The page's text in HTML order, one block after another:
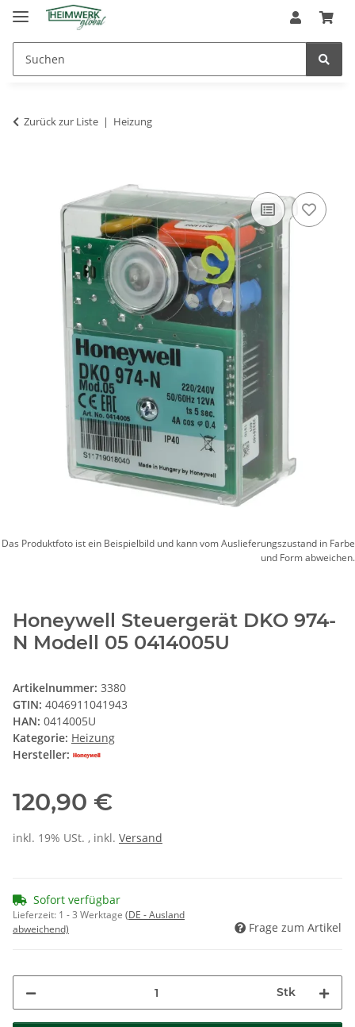
Zurück zur Liste Heizung
Das Produktfoto ist ein Beispielbild und kann vom Auslieferungszustand in Farbe
und Form abweichen.
Honeywell Steuergerät DKO 974-
N Modell 05 0414005U
Artikelnummer: 3380
GTIN: 4046911041943
HAN: 0414005U
Kategorie: Heizung
Hersteller:
120,90 €
inkl. 19% USt. , inkl. Versand
Sofort verfügbar
Lieferzeit: 1 - 3 Werktage (DE - Ausland
abweichend)
Frage zum Artikel
Stk